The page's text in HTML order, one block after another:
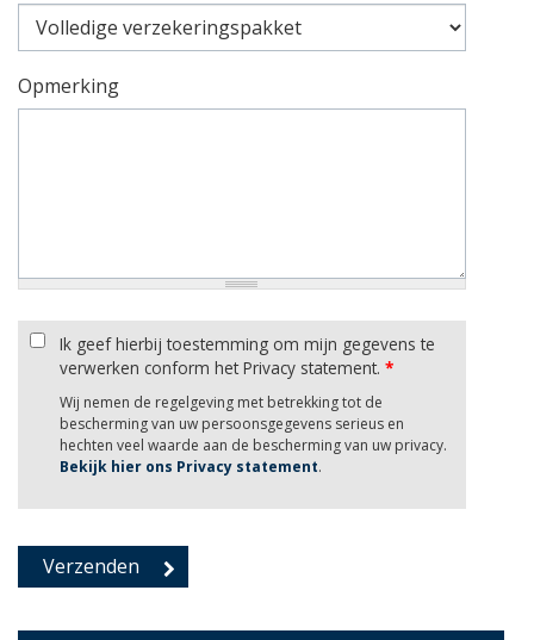
Opmerking
Ik geef hierbij toestemming om mijn gegevens te
verwerken conform het Privacy statement. *
Wij nemen de regelgeving met betrekking tot de
bescherming van uw persoonsgegevens serieus en
hechten veel waarde aan de bescherming van uw privacy.
Bekijk hier ons Privacy statement.